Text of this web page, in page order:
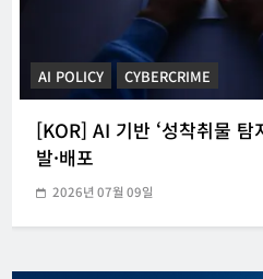
AI POLICY CYBERCRIME
[KOR] AI 기반 ‘성착취물 탐
발·배포
2026년 07월 09일